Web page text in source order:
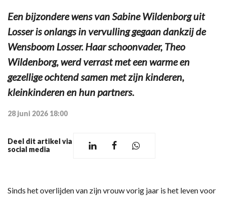
Een bijzondere wens van Sabine Wildenborg uit
Losser is onlangs in vervulling gegaan dankzij de
Wensboom Losser. Haar schoonvader, Theo
Wildenborg, werd verrast met een warme en
gezellige ochtend samen met zijn kinderen,
kleinkinderen en hun partners.
28 juni 2026 18:00
Deel dit artikel via
social media
Sinds het overlijden van zijn vrouw vorig jaar is het leven voor